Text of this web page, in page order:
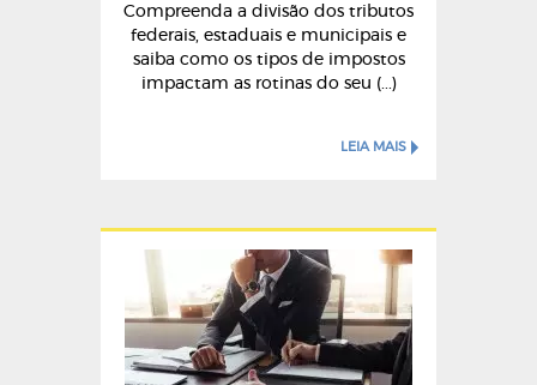
Compreenda a divisão dos tributos
federais, estaduais e municipais e
saiba como os tipos de impostos
impactam as rotinas do seu (...)
LEIA MAIS